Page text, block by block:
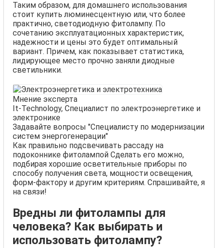
Таким образом, для домашнего использования
стоит купить люминесцентную или, что более
практично, светодиодную фитолампу. По
сочетанию эксплуатационных характеристик,
надежности и цены это будет оптимальный
вариант. Причем, как показывает статистика,
лидирующее место прочно заняли диодные
светильники.
Мнение эксперта
It-Technology, Cпециалист по электроэнергетике и
электронике
Задавайте вопросы "Специалисту по модернизации
систем энергогенерации"
Как правильно подсвечивать рассаду на
подоконнике фитолампой Сделать его можно,
подбирая хорошие осветительные приборы по
способу получения света, мощности освещения,
форм-фактору и другим критериям. Спрашивайте, я
на связи!
Вредны ли фитолампы для
человека? Как выбирать и
использовать фитолампу?